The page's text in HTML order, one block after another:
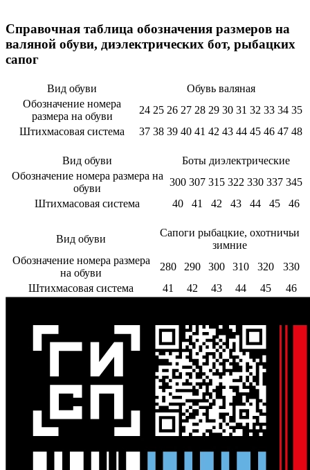
Справочная таблица обозначения размеров на
валяной обуви, диэлектрических бот, рыбацких
сапог
Вид обуви
Обувь валяная
Обозначение номера
размера на обуви
24 25 26 27 28 29 30 31 32 33 34 35
Штихмасовая система
37 38 39 40 41 42 43 44 45 46 47 48
Вид обуви
Боты диэлектрические
Обозначение номера размера на
обуви
300 307 315 322 330 337 345
Штихмасовая система
40 41 42 43 44 45 46
Вид обуви
Сапоги рыбацкие, охотничьи
зимние
Обозначение номера размера
на обуви
280 290 300 310 320
330
Штихмасовая система
41 42 43 44 45 46